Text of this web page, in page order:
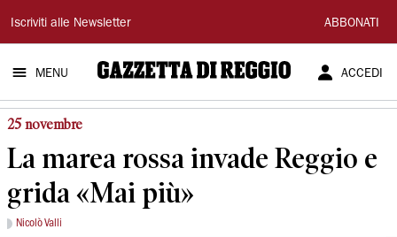
Gazzetta
di
Reggio
Iscriviti alle Newsletter ABBONATI
MENU ACCEDI
25 novembre
La marea rossa invade Reggio e
grida «Mai più»
Nicolò Valli